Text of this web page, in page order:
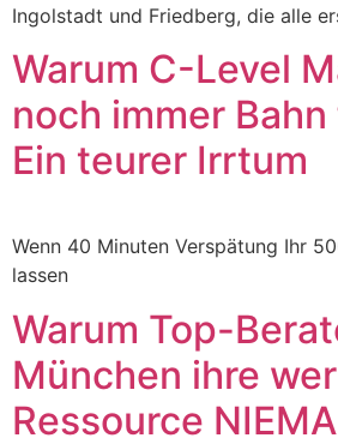
Ingolstadt und Friedberg, die alle
Warum C-Level
noch immer Bahn
Ein teurer Irrtum
Wenn 40 Minuten Verspätung Ihr
lassen
Warum Top-
München ihre
Ressource